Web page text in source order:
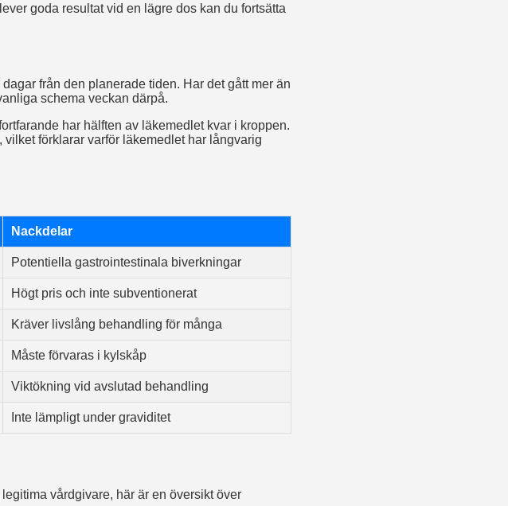
goda resultat vid en lägre dos kan du fortsätta
från den planerade tiden. Har det gått mer än
schema veckan därpå.
har hälften av läkemedlet kvar i kroppen.
förklarar varför läkemedlet har långvarig
Nackdelar
Potentiella gastrointestinala biverkningar
Högt pris och inte subventionerat
Kräver livslång behandling för många
Måste förvaras i kylskåp
Viktökning vid avslutad behandling
Inte lämpligt under graviditet
vårdgivare, här är en översikt över